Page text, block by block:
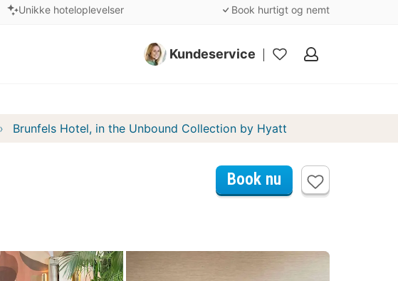
Unikke hoteloplevelser Book hurtigt og nemt
Kundeservice
Mine
Brunfels Hotel, in the Unbound Collection by Hyatt
Book nu